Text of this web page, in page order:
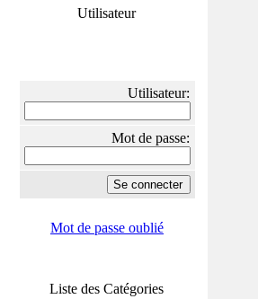
Utilisateur
Utilisateur:
Mot de passe:
Mot de passe oublié
Liste des Catégories